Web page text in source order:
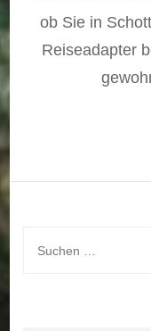
ob Sie in
Reiseadapter
Suchen